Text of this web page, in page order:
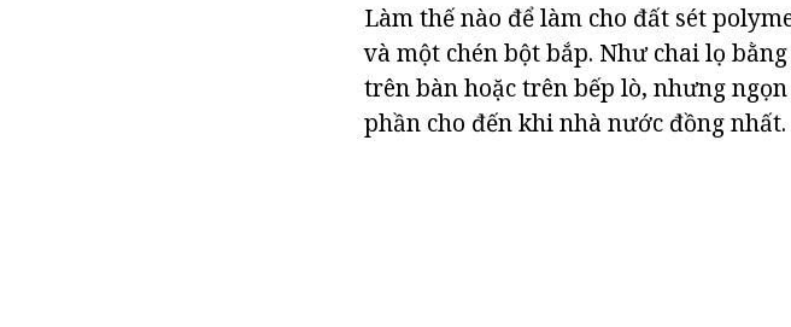
Làm thế nào để làm cho đất sét
và một chén bột bắp. Như chai lọ
trên bàn hoặc trên bếp lò, nhưng
phần cho đến khi nhà nước đồng nhất.